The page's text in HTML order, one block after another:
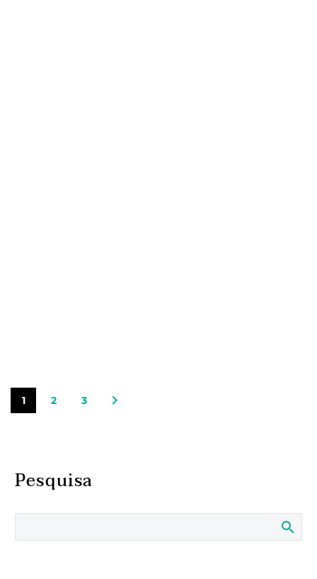
1 2 3
Pesquisa